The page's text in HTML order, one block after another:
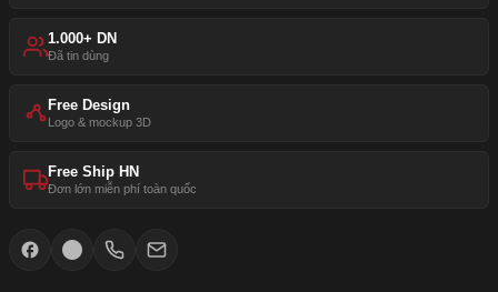
1.000+ DN
Đã tin dùng
Free Design
Logo & mockup 3D
Free Ship HN
Đơn lớn miễn phí toàn quốc